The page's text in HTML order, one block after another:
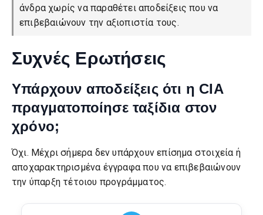
άνδρα χωρίς να παραθέτει αποδείξεις που να
επιβεβαιώνουν την αξιοπιστία τους.
Συχνές Ερωτήσεις
Υπάρχουν αποδείξεις ότι η CIA
πραγματοποίησε ταξίδια στον
χρόνο;
Όχι. Μέχρι σήμερα δεν υπάρχουν επίσημα στοιχεία ή
αποχαρακτηρισμένα έγγραφα που να επιβεβαιώνουν
την ύπαρξη τέτοιου προγράμματος.